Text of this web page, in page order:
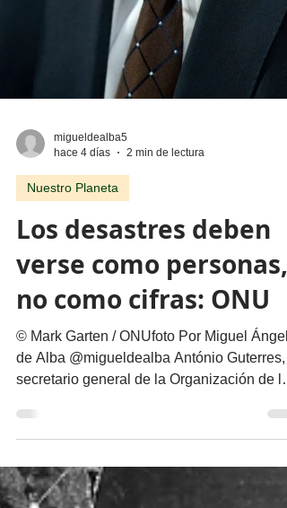
hace 4 días
Nuestro Planeta
Los desastres deben
verse como personas,
no como cifras: ONU
© Mark Garten / ONUfoto Por Miguel Ángel
de Alba @migueldealba António Guterres,
secretario general de la Organización de
convergencia de conflictos, crisis climática,
inseguridad alimentaria y desigualdad, al